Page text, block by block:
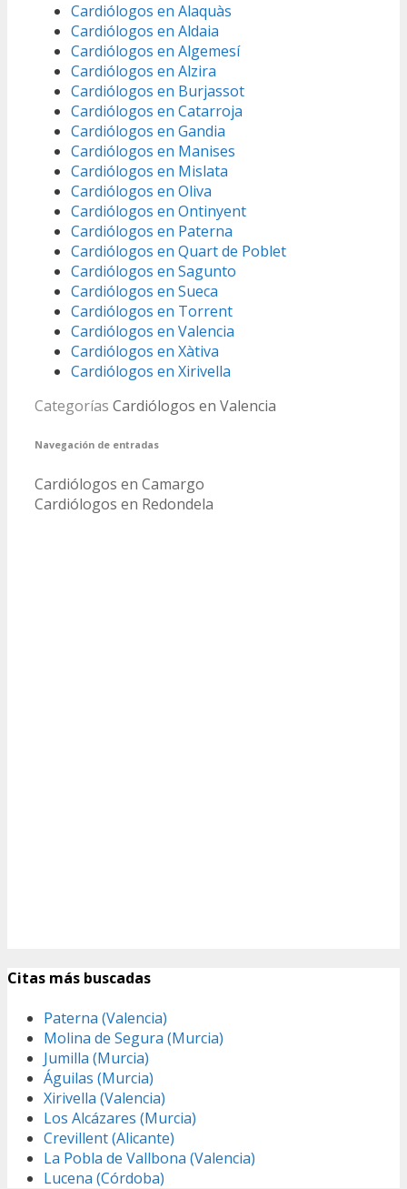
Cardiólogos en Alaquàs
Cardiólogos en Aldaia
Cardiólogos en Algemesí
Cardiólogos en Alzira
Cardiólogos en Burjassot
Cardiólogos en Catarroja
Cardiólogos en Gandia
Cardiólogos en Manises
Cardiólogos en Mislata
Cardiólogos en Oliva
Cardiólogos en Ontinyent
Cardiólogos en Paterna
Cardiólogos en Quart de Poblet
Cardiólogos en Sagunto
Cardiólogos en Sueca
Cardiólogos en Torrent
Cardiólogos en Valencia
Cardiólogos en Xàtiva
Cardiólogos en Xirivella
Categorías Cardiólogos en Valencia
Navegación de entradas
Cardiólogos en Camargo
Cardiólogos en Redondela
Citas más buscadas
Paterna (Valencia)
Molina de Segura (Murcia)
Jumilla (Murcia)
Águilas (Murcia)
Xirivella (Valencia)
Los Alcázares (Murcia)
Crevillent (Alicante)
La Pobla de Vallbona (Valencia)
Lucena (Córdoba)